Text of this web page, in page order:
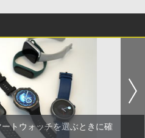
トウォッチを選ぶときに確